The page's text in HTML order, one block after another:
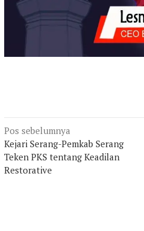
Navigasi
pos
Pos sebelumnya
Kejari Serang-Pemkab Serang
Teken PKS tentang Keadilan
Restorative